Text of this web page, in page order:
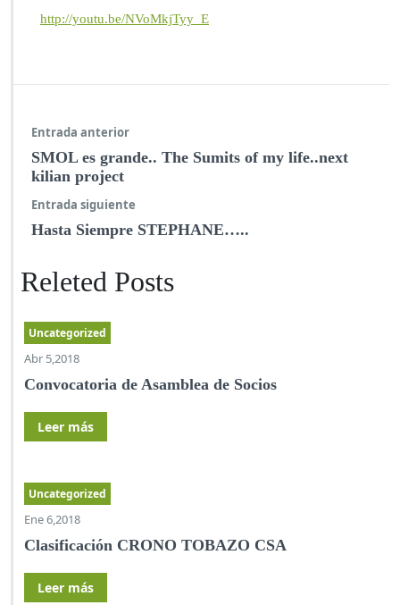
http://youtu.be/NVoMkjTyy_E
Entrada anterior
SMOL es grande.. The Sumits of my life..next
kilian project
Entrada siguiente
Hasta Siempre STEPHANE…..
Releted Posts
Uncategorized
Abr 5,2018
Convocatoria de Asamblea de Socios
Leer más
Uncategorized
Ene 6,2018
Clasificación CRONO TOBAZO CSA
Leer más